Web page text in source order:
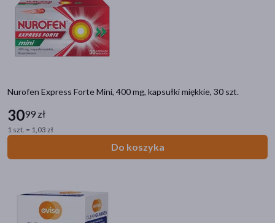
Hit
Nurofen Express Forte Mini, 400 mg, kapsułki miękkie, 30 szt.
3099 zł
1 szt. = 1,03 zł
Do koszyka